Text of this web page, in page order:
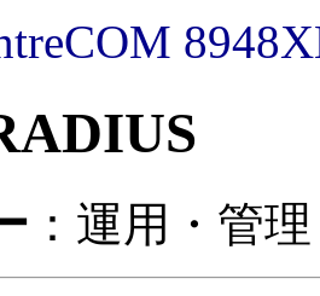
：運用・管